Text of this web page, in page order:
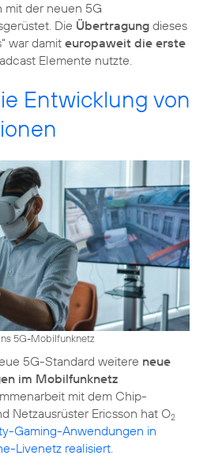
mit der neuen 5G
Die Übertragung dieses
war damit europaweit die erste
Elemente nutzte.
Entwicklung von
5G-Mobilfunknetz
5G-Standard weitere neue
im Mobilfunknetz
mit dem Chip-
Netzausrüster Ericsson hat O2
Gaming-Anwendungen in
Livenetz realisiert.